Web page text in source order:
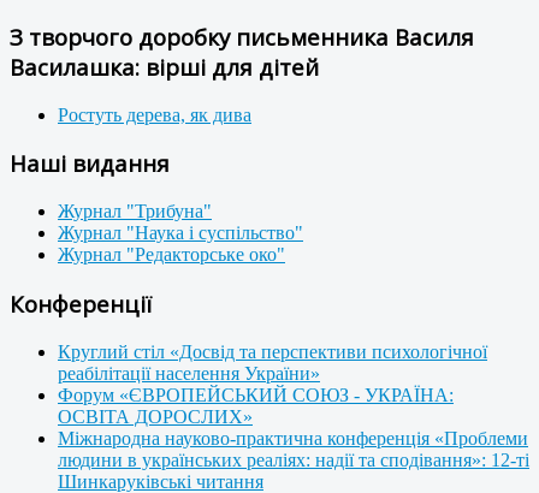
З творчого доробку письменника Василя
Василашка: вірші для дітей
Ростуть дерева, як дива
Наші видання
Журнал "Трибуна"
Журнал "Наука і суспільство"
Журнал "Редакторське око"
Конференції
Круглий стіл «Досвід та перспективи психологічної
реабілітації населення України»
Форум «ЄВРОПЕЙСЬКИЙ СОЮЗ - УКРАЇНА:
ОСВІТА ДОРОСЛИХ»
Міжнародна науково-практична конференція «Проблеми
людини в українських реаліях: надії та сподівання»: 12-ті
Шинкаруківські читання